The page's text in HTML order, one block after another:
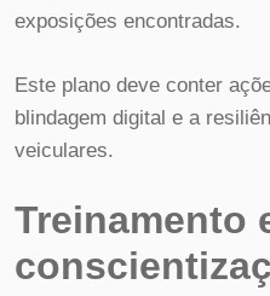
exposições encontradas.
Este plano deve conter
blindagem digital e a
veiculares.
Treinamento